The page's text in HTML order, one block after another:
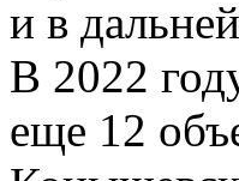
и в
В 2022
еще 12